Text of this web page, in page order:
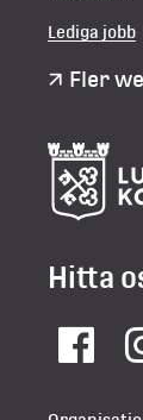
Lediga jobb
Fler
Hitta